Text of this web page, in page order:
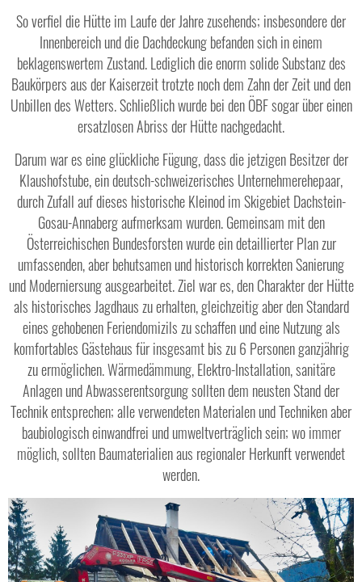
So verfiel die Hütte im Laufe der Jahre zusehends; insbesondere der
Innenbereich und die Dachdeckung befanden sich in einem
beklagenswertem Zustand. Lediglich die enorm solide Substanz des
Baukörpers aus der Kaiserzeit trotzte noch dem Zahn der Zeit und den
Unbillen des Wetters. Schließlich wurde bei den ÖBF sogar über einen
ersatzlosen Abriss der Hütte nachgedacht.
Darum war es eine glückliche Fügung, dass die jetzigen Besitzer der
Klaushofstube, ein deutsch-schweizerisches Unternehmerehepaar,
durch Zufall auf dieses historische Kleinod im Skigebiet Dachstein-
Gosau-Annaberg aufmerksam wurden. Gemeinsam mit den
Österreichischen Bundesforsten wurde ein detaillierter Plan zur
umfassenden, aber behutsamen und historisch korrekten Sanierung
und Moderniersung ausgearbeitet. Ziel war es, den Charakter der Hütte
als historisches Jagdhaus zu erhalten, gleichzeitig aber den Standard
eines gehobenen Feriendomizils zu schaffen und eine Nutzung als
komfortables Gästehaus für insgesamt bis zu 6 Personen ganzjährig
zu ermöglichen. Wärmedämmung, Elektro-Installation, sanitäre
Anlagen und Abwasserentsorgung sollten dem neusten Stand der
Technik entsprechen; alle verwendeten Materialen und Techniken aber
baubiologisch einwandfrei und umweltverträglich sein; wo immer
möglich, sollten Baumaterialien aus regionaler Herkunft verwendet
werden.